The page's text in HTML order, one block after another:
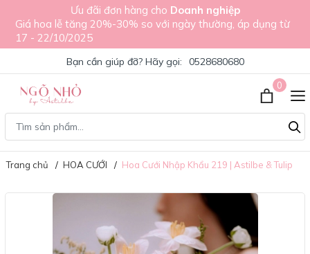
Ưu đãi đơn hàng cho Doanh nghiệp
Giá hoa lễ tăng 20%-30% so với ngày thường, áp dụng từ
17 - 22/10/2025
Bạn cần giúp đỡ? Hãy gọi: 0528680680
0
Trang chủ HOA CƯỚI Hoa Cưới Nhập Khẩu 219 | Astilbe & Tulip